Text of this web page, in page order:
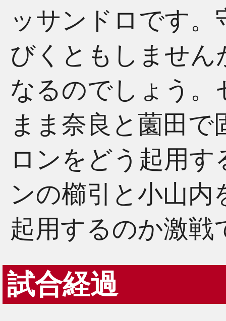
ッサンドロです
びくともしません
なるのでしょう
まま奈良と薗田
ロンをどう起用
ンの櫛引と小山
起用するのか激戦
試合経過